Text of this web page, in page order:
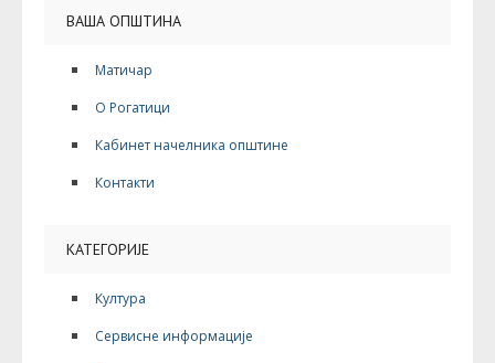
ВАША ОПШТИНА
Матичар
О Рогатици
Кабинет начелника општине
Контакти
КАТЕГОРИЈЕ
Култура
Сервисне информације